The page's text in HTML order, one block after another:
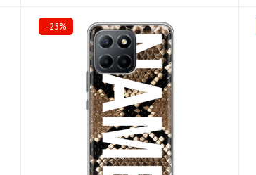
-25%